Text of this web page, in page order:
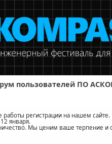
пользователей ПО
регистрации на нашем сайте.
января.
Мы ценим ваше терпение